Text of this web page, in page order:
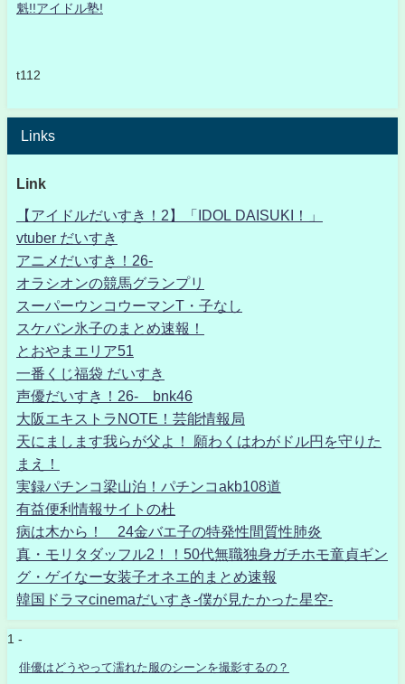
魁!!アイドル塾!
t112
Links
Link
【アイドルだいすき！2】「IDOL DAISUKI！」
vtuber だいすき
アニメだいすき！26-
オラシオンの競馬グランプリ
スーパーウンコウーマンT・子なし
スケバン氷子のまとめ速報！
とおやまエリア51
一番くじ福袋 だいすき
声優だいすき！26- bnk46
大阪エキストラNOTE！芸能情報局
天にまします我らが父よ！ 願わくはわがドル円を守りた
まえ！
実録パチンコ梁山泊！パチンコakb108道
有益便利情報サイトの杜
病は木から！ 24金バエ子の特発性間質性肺炎
真・モリタダッフル2！！50代無職独身ガチホモ童貞ギン
グ・ゲイなー女装子オネエ的まとめ速報
韓国ドラマcinemaだいすき-僕が見たかった星空-
1 -
俳優はどうやって濡れた服のシーンを撮影するの？